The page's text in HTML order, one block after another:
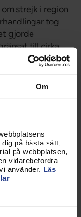
Om
på bästa sätt,
på webbplatsen,
vidarebefordra
använder. Läs
strejk i region
tog
gjorde
till cirka
Regionen ansåg
kunde omfattas
kunna innebära
att
att ett 60-tal
fackliga
vården är så
låta oss
säger